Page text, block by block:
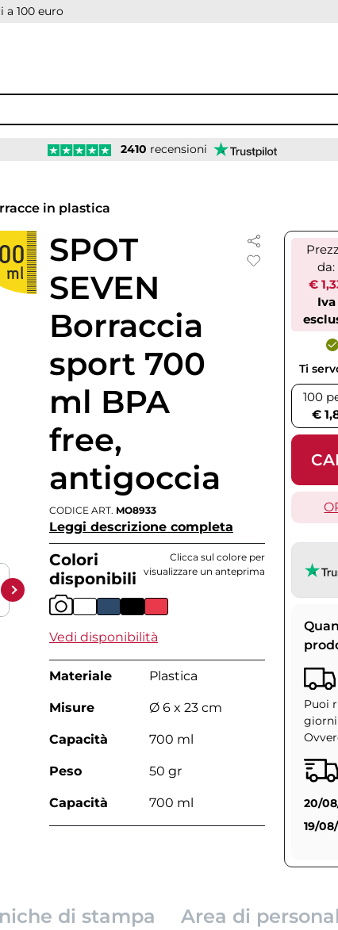
a 100 euro
2410 recensioni
in plastica
SPOT
SEVEN
Borraccia
sport 700
ml BPA
free,
antigoccia
CODICE ART. MO8933
Leggi descrizione completa
Colori
disponibili
Clicca sul colore per
visualizzare un anteprima
Vedi disponibilità
Materiale Plastica
Misure Ø 6 x 23 cm
Capacità 700 ml
Peso 50 gr
Capacità 700 ml
da:
€
Iva
Ti
100
€
Puoi
20/
19/
di stampa
Area di